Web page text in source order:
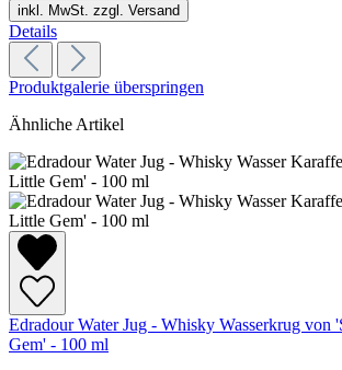
inkl. MwSt. zzgl. Versand
Details
Produktgalerie überspringen
Ähnliche Artikel
Edradour Water Jug - Whisky Wasserkrug von
Gem' - 100 ml